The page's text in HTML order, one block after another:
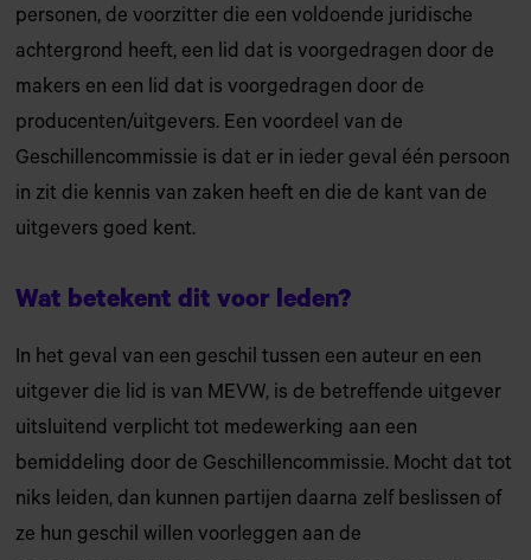
personen, de voorzitter die een voldoende juridische
achtergrond heeft, een lid dat is voorgedragen door de
makers en een lid dat is voorgedragen door de
producenten/uitgevers. Een voordeel van de
Geschillencommissie is dat er in ieder geval één persoon
in zit die kennis van zaken heeft en die de kant van de
uitgevers goed kent.
Wat betekent dit voor leden?
In het geval van een geschil tussen een auteur en een
uitgever die lid is van MEVW, is de betreffende uitgever
uitsluitend verplicht tot medewerking aan een
bemiddeling door de Geschillencommissie. Mocht dat tot
niks leiden, dan kunnen partijen daarna zelf beslissen of
ze hun geschil willen voorleggen aan de